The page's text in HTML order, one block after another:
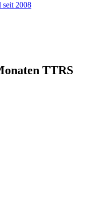
seit 2008
TTRS